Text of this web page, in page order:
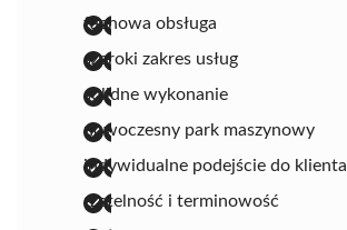
fachowa obsługa
szeroki zakres usług
solidne wykonanie
nowoczesny park maszynowy
indywidualne podejście do klienta
rzetelność i terminowość